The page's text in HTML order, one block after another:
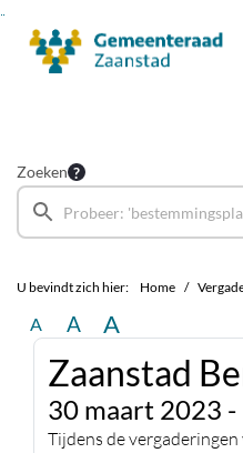
Zoeken
U bevindt zich hier: Home
A A A
Zaanstad
30 maart 2023 -
Tijdens de